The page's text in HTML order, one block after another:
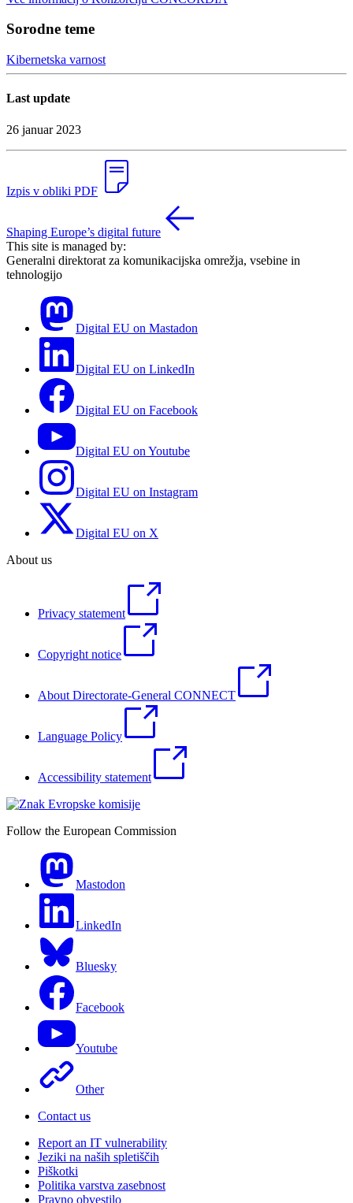
Sorodne teme
Kibernetska varnost
Last update
26 januar 2023
Izpis v obliki PDF
Shaping Europe’s digital future
This site is managed by:
Generalni direktorat za komunikacijska omrežja, vsebine in
tehnologijo
Digital EU on Mastadon
Digital EU on LinkedIn
Digital EU on Facebook
Digital EU on Youtube
Digital EU on Instagram
Digital EU on X
About us
Privacy statement
Copyright notice
About Directorate-General CONNECT
Language Policy
Accessibility statement
Follow the European Commission
Mastodon
LinkedIn
Bluesky
Facebook
Youtube
Other
Contact us
Report an IT vulnerability
Jeziki na naših spletiščih
Piškotki
Politika varstva zasebnost
Pravno obvestilo